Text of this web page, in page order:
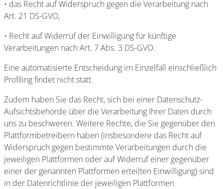
• das Recht auf Widerspruch gegen die Verarbeitung nach
Art. 21 DS-GVO,
• Recht auf Widerruf der Einwilligung für künftige
Verarbeitungen nach Art. 7 Abs. 3 DS-GVO.
Eine automatisierte Entscheidung im Einzelfall einschließlich
Profiling findet nicht statt.
Zudem haben Sie das Recht, sich bei einer Datenschutz-
Aufsichtsbehörde über die Verarbeitung Ihrer Daten durch
uns zu beschweren. Weitere Rechte, die Sie gegenüber den
Plattformbetreibern haben (insbesondere das Recht auf
Widerspruch gegen bestimmte Verarbeitungen durch die
jeweiligen Plattformen oder auf Widerruf einer gegenüber
einer der genannten Plattformen erteilten Einwilligung) sind
in der Datenrichtlinie der jeweiligen Plattformen